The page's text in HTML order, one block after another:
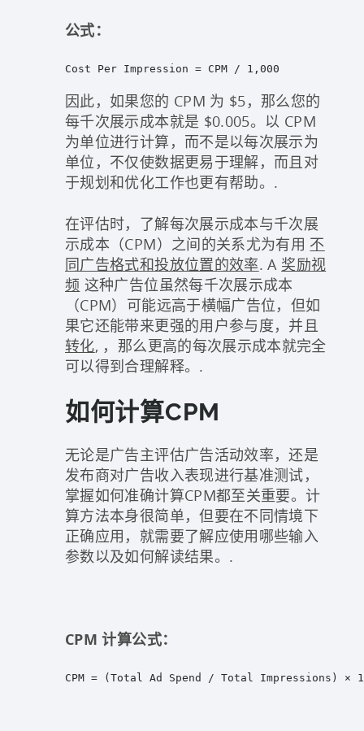
公式：
Cost Per Impression = CPM / 1,000
因此，如果您的 CPM 为 $5，那么您的
每千次展示成本就是 $0.005。以 CPM
为单位进行计算，而不是以每次展示为
单位，不仅使数据更易于理解，而且对
于规划和优化工作也更有帮助。.
在评估时，了解每次展示成本与千次展
示成本（CPM）之间的关系尤为有用 不
同广告格式和投放位置的效率. A 奖励视
频 这种广告位虽然每千次展示成本
（CPM）可能远高于横幅广告位，但如
果它还能带来更强的用户参与度，并且
转化, ，那么更高的每次展示成本就完全
可以得到合理解释。.
如何计算CPM
无论是广告主评估广告活动效率，还是
发布商对广告收入表现进行基准测试，
掌握如何准确计算CPM都至关重要。计
算方法本身很简单，但要在不同情境下
正确应用，就需要了解应使用哪些输入
参数以及如何解读结果。.
CPM 计算公式：
CPM = (Total Ad Spend / Total Impressions) ×